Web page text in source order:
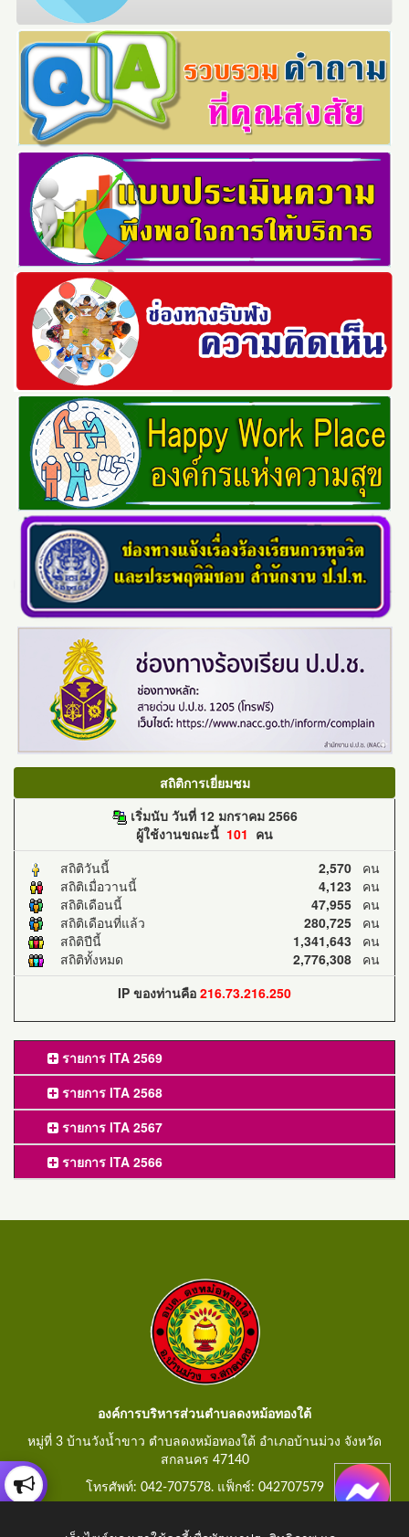
สถิติการเยี่ยมชม
เริ่มนับ วันที่ 12 มกราคม 2566
ผู้ใช้งานขณะนี้ 101 คน
สถิติวันนี้
2,570 คน
สถิติเมื่อวานนี้
4,123 คน
สถิติเดือนนี้
47,955 คน
สถิติเดือนที่แล้ว
280,725 คน
สถิติปีนี้
1,341,643 คน
สถิติทั้งหมด
2,776,308 คน
IP ของท่านคือ 216.73.216.250
รายการ ITA 2569
รายการ ITA 2568
รายการ ITA 2567
รายการ ITA 2566
องค์การบริหารส่วนตำบลดงหม้อทองใต้
หมู่ที่ 3 บ้านวังน้ำขาว ตำบลดงหม้อทองใต้ อำเภอบ้านม่วง จังหวัด
สกลนคร 47140
โทรศัพท์: 042-707578. แฟ็กช์: 042707579